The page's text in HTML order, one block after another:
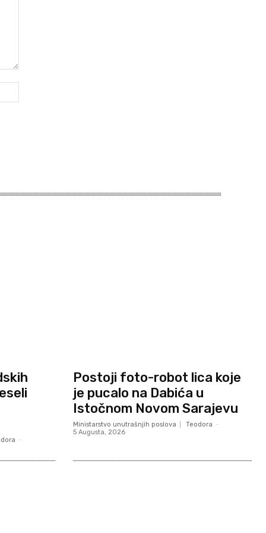
-
Postoji foto-robot lica koje
je pucalo na Dabića u
Istočnom Novom Sarajevu
Ministarstvo unutrašnjih poslova Teodora -
5 Augusta, 2026